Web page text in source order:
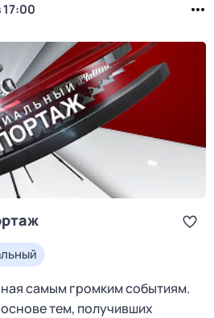
17:00
самым громким событиям.
тем, получивших